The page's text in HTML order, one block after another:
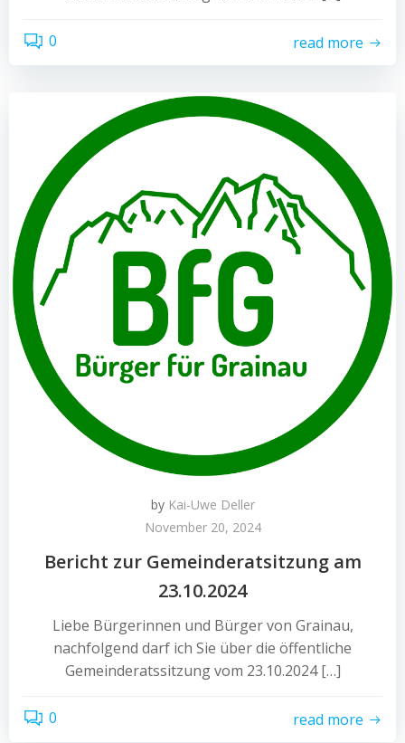
0 read more
by Kai-Uwe Deller
November 20, 2024
Bericht zur Gemeinderatsitzung am
23.10.2024
Liebe Bürgerinnen und Bürger von Grainau,
nachfolgend darf ich Sie über die öffentliche
Gemeinderatssitzung vom 23.10.2024 […]
0 read more